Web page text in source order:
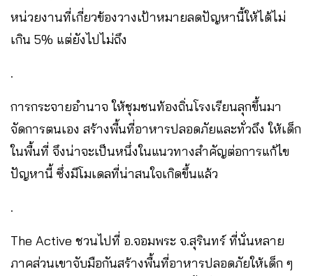
หน่วยงานที่เกี่ยวข้องวางเป้าหมายลดปัญหานี้ให้ได้ไม่
เกิน 5% แต่ยังไปไม่ถึง
.
การกระจายอำนาจ ให้ชุมชนท้องถิ่นโรงเรียนลุกขึ้นมา
จัดการตนเอง สร้างพื้นที่อาหารปลอดภัยและทั่วถึง ให้เด็ก
ในพื้นที่ จึงน่าจะเป็นหนึ่งในแนวทางสำคัญต่อการแก้ไข
ปัญหานี้ ซึ่งมีโมเดลที่น่าสนใจเกิดขึ้นแล้ว
.
The Active ชวนไปที่ อ.จอมพระ จ.สุรินทร์ ที่นั่นหลาย
ภาคส่วนเขาจับมือกันสร้างพื้นที่อาหารปลอดภัยให้เด็ก ๆ